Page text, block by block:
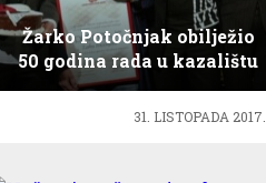
Žarko Potočnjak obilježio
50 godina rada u kazalištu
31. LISTOPADA 2017.